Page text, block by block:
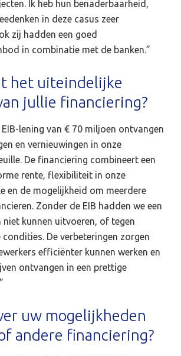
Ik heb hun benaderbaarheid,
in deze casus zeer
zij hadden een goed
in combinatie met de banken.”
het uiteindelijke
jullie financiering?
EIB-lening van € 70 miljoen ontvangen
en vernieuwingen in onze
De financiering combineert een
rente, flexibiliteit in onze
en de mogelijkheid om meerdere
Zonder de EIB hadden we een
kunnen uitvoeren, of tegen
De verbeteringen zorgen
efficiënter kunnen werken en
ontvangen in een prettige
uw mogelijkheden
andere financiering?